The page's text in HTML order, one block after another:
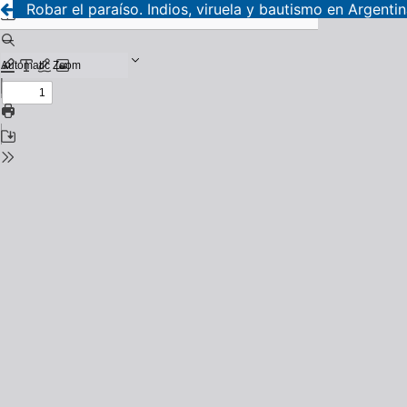
Robar el paraíso. Indios, viruela y bautismo en